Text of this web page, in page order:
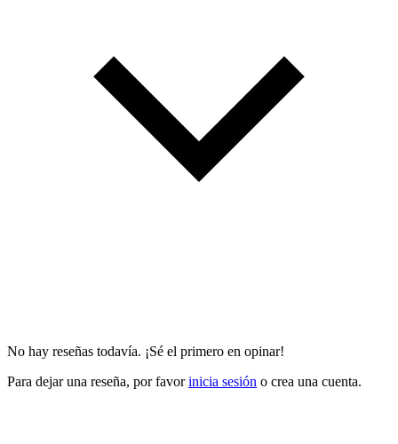
No hay reseñas todavía. ¡Sé el primero en opinar!
Para dejar una reseña, por favorinicia sesión o crea una cuenta.